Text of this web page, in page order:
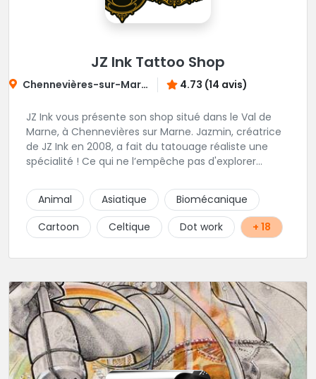
JZ Ink Tattoo Shop
Chennevières-sur-Marne 4.73 (14 avis)
JZ Ink vous présente son shop situé dans le Val de
Marne, à Chennevières sur Marne. Jazmin, créatrice
de JZ Ink en 2008, a fait du tatouage réaliste une
spécialité ! Ce qui ne l’empêche pas d'explorer
finesse dans ses traits. A ses côtés, ses acolytes Otis
& Scylla sauront donner vie a vos projets
personnalisés et s'épanouissent dans un style
mêlant japonais, cartoon et illustrations. Sur place et
sympathique !
Animal Asiatique
Biomécanique
Cartoon
Celtique Dot work + 18